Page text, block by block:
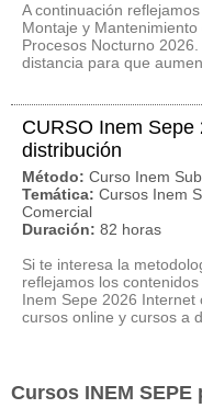
A continuación
Montaje y
Procesos Nocturno
distancia para que
CURSO Inem
distribución
Método: Curso Inem
Temática: Cursos Inem
Comercial
Duración: 82 horas
Si te interesa la
reflejamos los
Inem Sepe 2026
cursos online y cursos a
Cursos INEM